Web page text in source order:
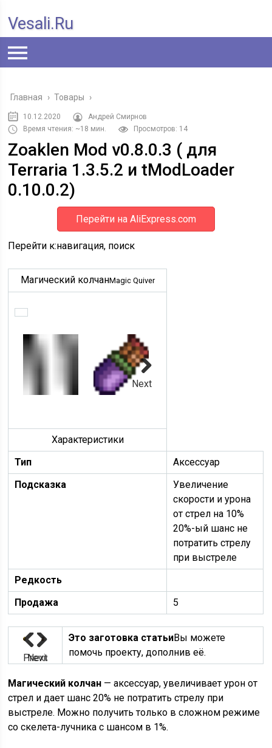
Vesali.ru
Главная › Товары ›
10.12.2020
Андрей Смирнов
Время чтения: ~18 мин.
Просмотров: 14
Zoaklen Mod v0.8.0.3 ( для
Terraria 1.3.5.2 и tModLoader
0.10.0.2)
Перейти на AliExpress.com
Перейти к:навигация, поиск
Магический колчанMagic Quiver
Next
Характеристики
Тип
Аксессуар
Подсказка
Увеличение
скорости и урона
от стрел на 10%
20%-ый шанс не
потратить стрелу
при выстреле
Редкость
Продажа
5
Previous
Next
Это заготовка статьиВы можете
помочь проекту, дополнив её.
Магический колчан — аксессуар, увеличивает урон от
стрел и дает шанс 20% не потратить стрелу при
выстреле. Можно получить только в сложном режиме
со скелета-лучника с шансом в 1%.